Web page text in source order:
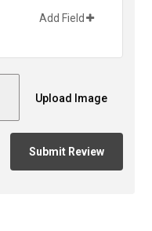
Add Field
Upload Image